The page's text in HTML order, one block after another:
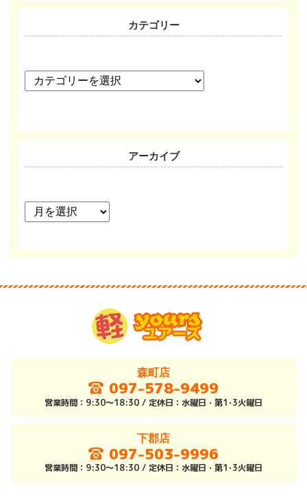
カテゴリー
テ
アーカイブ
ー
ブ
森町店
097-578-9499
営業時間：9:30～18:30 / 定休日：水曜日・第1･3火曜日
下郡店
097-503-9996
営業時間：9:30～18:30 / 定休日：水曜日・第1･3火曜日